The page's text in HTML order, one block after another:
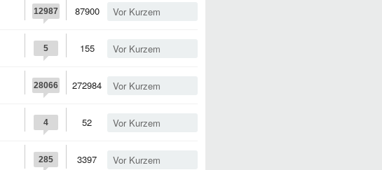
Vor Kurzem
87900
12987
Vor Kurzem
155
5
Vor Kurzem
272984
28066
Vor Kurzem
52
4
Vor Kurzem
3397
285